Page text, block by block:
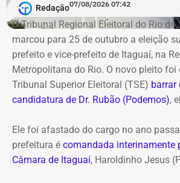
Redação07/08/2026 07:42
O Tribunal Regional Eleitoral do Rio de
marcou para 25 de outubro a eleição
prefeito e vice-prefeito de Itaguaí, na
Metropolitana do Rio. O novo pleito
Tribunal Superior Eleitoral (TSE) barrar
candidatura de Dr. Rubão (Podemos),
Ele foi afastado do cargo no ano
prefeitura é comandada interinamente
Câmara de Itaguaí, Haroldinho Jesus